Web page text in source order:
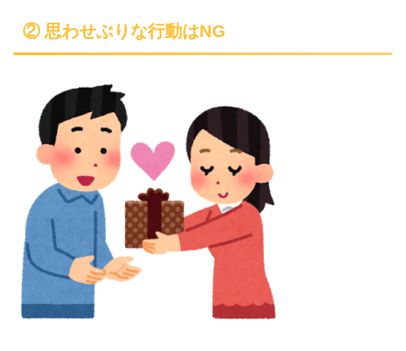
② 思わせぶりな行動はNG